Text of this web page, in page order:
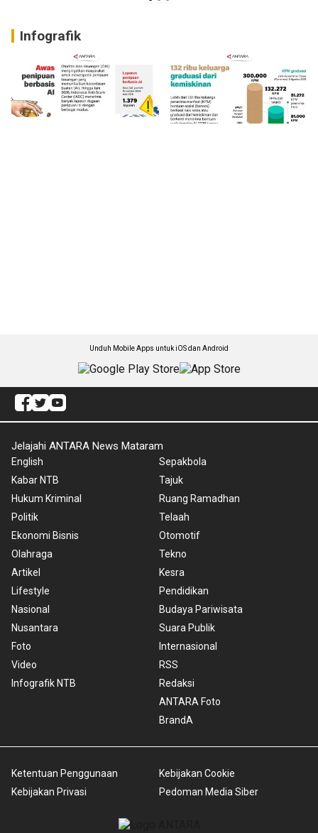
Infografik
Unduh Mobile Apps untuk iOS dan Android
Jelajahi ANTARA News Mataram
English
Kabar NTB
Hukum Kriminal
Politik
Ekonomi Bisnis
Olahraga
Artikel
Lifestyle
Nasional
Nusantara
Foto
Video
Infografik NTB
Sepakbola
Tajuk
Ruang Ramadhan
Telaah
Otomotif
Tekno
Kesra
Pendidikan
Budaya Pariwisata
Suara Publik
Internasional
RSS
Redaksi
ANTARA Foto
BrandA
Ketentuan Penggunaan
Kebijakan Privasi
Kebijakan Cookie
Pedoman Media Siber